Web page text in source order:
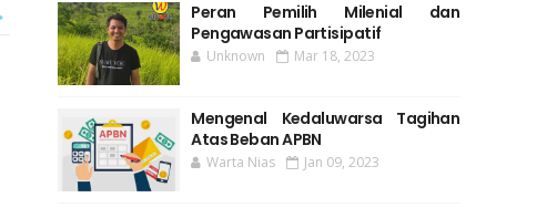
Peran Pemilih Milenial dan
Pengawasan Partisipatif
Unknown Mar 18, 2023
Mengenal Kedaluwarsa Tagihan
Atas Beban APBN
Warta Nias Jan 09, 2023